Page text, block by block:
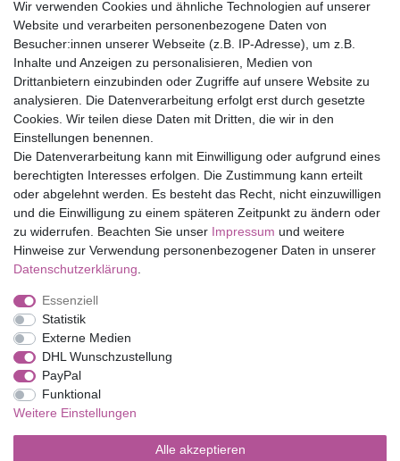
30 Tage Rückgaberecht
Versandfrei ab 75 € in Deutschland
Top Marken
Eduplay
Folia Bringmann
Shop
Mein Konto
Service
Versandkosten
Impressum
Barrierefreiheitserklärung
Wir verwenden Cookies und ähnliche Technologien auf unserer
Website und verarbeiten personenbezogene Daten von
Besucher:innen unserer Webseite (z.B. IP-Adresse), um z.B.
Inhalte und Anzeigen zu personalisieren, Medien von
Drittanbietern einzubinden oder Zugriffe auf unsere Website zu
analysieren. Die Datenverarbeitung erfolgt erst durch gesetzte
Cookies. Wir teilen diese Daten mit Dritten, die wir in den
Einstellungen benennen.
Die Datenverarbeitung kann mit Einwilligung oder aufgrund eines
berechtigten Interesses erfolgen. Die Zustimmung kann erteilt
oder abgelehnt werden. Es besteht das Recht, nicht einzuwilligen
und die Einwilligung zu einem späteren Zeitpunkt zu ändern oder
zu widerrufen. Beachten Sie unser Impressum und weitere
Hinweise zur Verwendung personenbezogener Daten in unserer
Daten­schutz­erklärung
Essenziell
Statistik
Externe Medien
DHL Wunschzustellung
PayPal
Funktional
Weitere Einstellungen
Alle akzeptieren